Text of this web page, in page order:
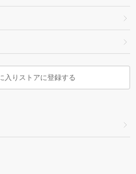
入りストアに登録する